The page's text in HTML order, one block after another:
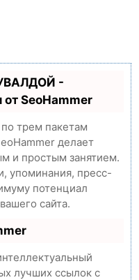
-
SeoHammer
трем пакетам
делает
и простым занятием.
упоминания, пресс-
потенциал
сайта.
лучших ссылок с